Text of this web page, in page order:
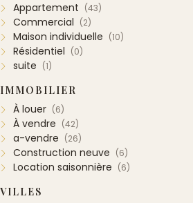
Appartement (43)
Commercial (2)
Maison individuelle (10)
Résidentiel (0)
suite (1)
IMMOBILIER
À louer (6)
À vendre (42)
a-vendre (26)
Construction neuve (6)
Location saisonnière (6)
VILLES